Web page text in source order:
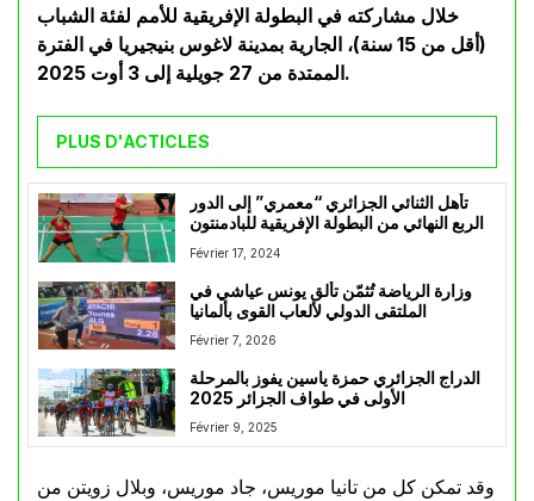
خلال مشاركته في البطولة الإفريقية للأمم لفئة الشباب
(أقل من 15 سنة)، الجارية بمدينة لاغوس بنيجيريا في الفترة
الممتدة من 27 جويلية إلى 3 أوت 2025.
PLUS D'ACTICLES
تأهل الثنائي الجزائري “معمري” إلى الدور
الربع النهائي من البطولة الإفريقية للبادمنتون
Février 17, 2024
وزارة الرياضة تُثمّن تألق يونس عياشي في
الملتقى الدولي لألعاب القوى بألمانيا
Février 7, 2026
الدراج الجزائري حمزة ياسين يفوز بالمرحلة
الأولى في طواف الجزائر 2025
Février 9, 2025
وقد تمكن كل من تانيا موريس، جاد موريس، وبلال زويتن من